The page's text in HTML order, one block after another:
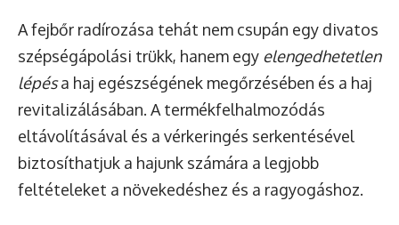
A fejbőr radírozása tehát nem csupán egy divatos
szépségápolási trükk, hanem egy elengedhetetlen
lépésa haj egészségének megőrzésében és a haj
revitalizálásában. A termékfelhalmozódás
eltávolításával és a vérkeringés serkentésével
biztosíthatjuk a hajunk számára a legjobb
feltételeket a növekedéshez és a ragyogáshoz.